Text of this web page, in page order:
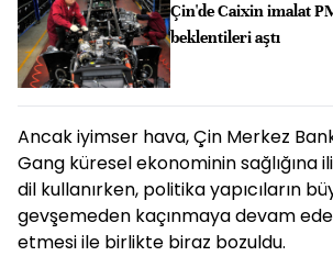
Çin'de Caixin imalat
beklentileri aştı
Ancak iyimser hava, Çin Merkez
Gang küresel ekonominin sağlığına
dil kullanırken, politika yapıcıların
gevşemeden kaçınmaya devam
etmesi ile birlikte biraz bozuldu.